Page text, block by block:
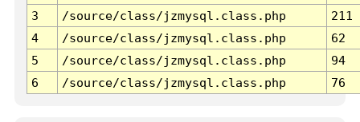
3 /source/class/jzmysql.class.php
211
4
/source/class/jzmysql.class.php
62
5
/source/class/jzmysql.class.php
94
6
/source/class/jzmysql.class.php 76